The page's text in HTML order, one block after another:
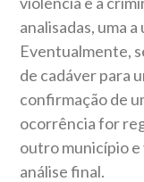
analisadas, uma
Eventualmente,
de cadáver para
confirmação de
ocorrência for
outro município
análise final.